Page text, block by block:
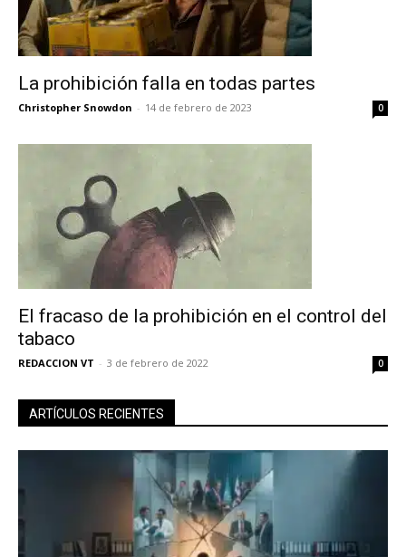
La prohibición falla en todas partes
Christopher Snowdon - 14 de febrero de 2023 0
El fracaso de la prohibición en el control del
tabaco
REDACCION VT - 3 de febrero de 2022 0
ARTÍCULOS RECIENTES